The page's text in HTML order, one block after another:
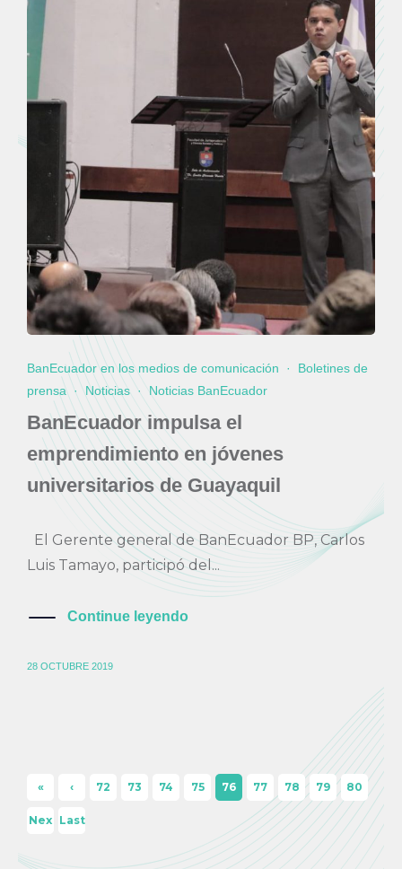
BanEcuador en los medios de comunicación · Boletines de
prensa·Noticias · Noticias BanEcuador
BanEcuador impulsa el
emprendimiento en jóvenes
universitarios de Guayaquil
El Gerente general de BanEcuador BP, Carlos
Luis Tamayo, participó del...
Continue leyendo
28 OCTUBRE 2019
«
Firs
‹
Pre
72 73 74 75 76 77 78 79 80
Nex Last